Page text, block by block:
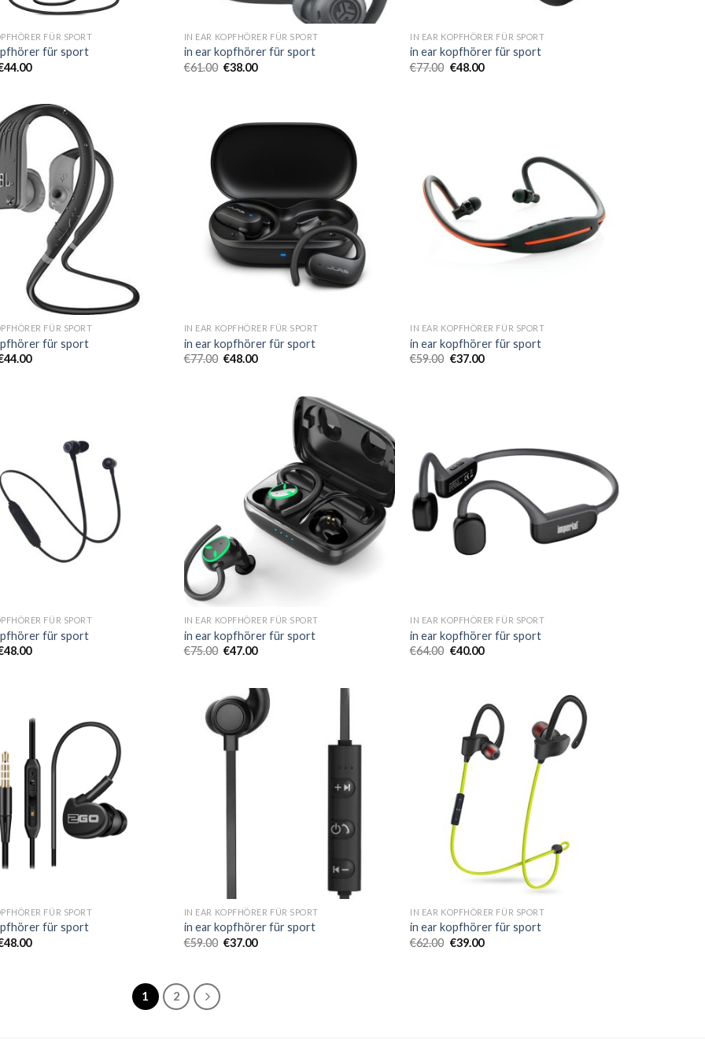
FÜR SPORT
für sport
44.00
IN EAR KOPFHÖRER FÜR SPORT
in ear kopfhörer für sport
€61.00 €38.00
IN EAR KOPFHÖRER FÜR SPORT
in ear kopfhörer für sport
€77.00 €48.00
FÜR SPORT
für sport
44.00
IN EAR KOPFHÖRER FÜR SPORT
in ear kopfhörer für sport
€77.00 €48.00
IN EAR KOPFHÖRER FÜR SPORT
in ear kopfhörer für sport
€59.00 €37.00
FÜR SPORT
für sport
48.00
IN EAR KOPFHÖRER FÜR SPORT
in ear kopfhörer für sport
€75.00 €47.00
IN EAR KOPFHÖRER FÜR SPORT
in ear kopfhörer für sport
€64.00 €40.00
FÜR SPORT
für sport
48.00
IN EAR KOPFHÖRER FÜR SPORT
in ear kopfhörer für sport
€59.00 €37.00
IN EAR KOPFHÖRER FÜR SPORT
in ear kopfhörer für sport
€62.00 €39.00
1 2